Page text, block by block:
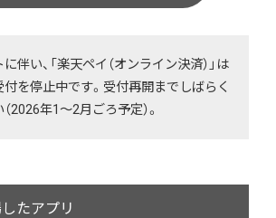
伴い、「楽天ペイ（オンライン決済）」は
を停止中です。受付再開までしばらく
2026年1～2月ごろ予定）。
たアプリ